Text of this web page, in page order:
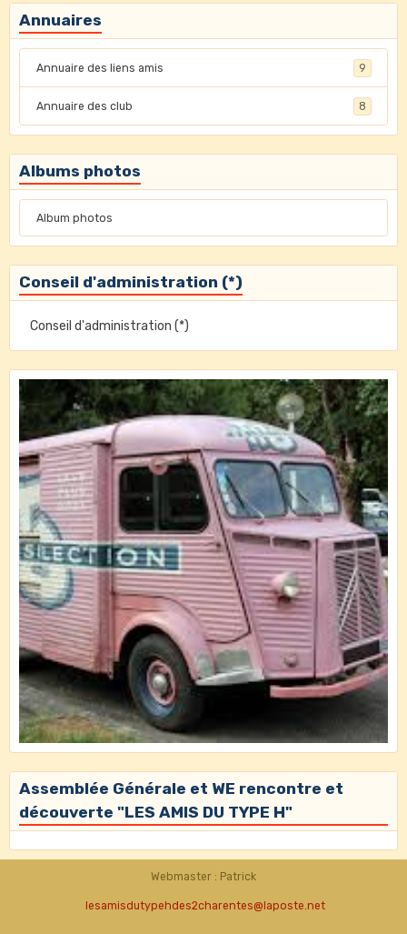
Annuaires
Annuaire des liens amis 9
Annuaire des club 8
Albums photos
Album photos
Conseil d'administration (*)
Conseil d'administration (*)
Assemblée Générale et WE rencontre et
découverte "LES AMIS DU TYPE H"
Webmaster : Patrick
lesamisdutypehdes2charentes@laposte.net